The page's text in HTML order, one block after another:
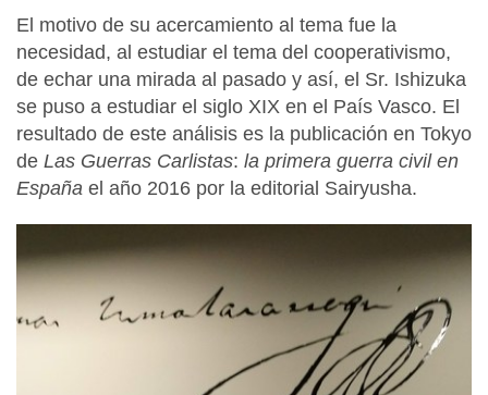
El motivo de su acercamiento al tema fue la
necesidad, al estudiar el tema del cooperativismo,
de echar una mirada al pasado y así, el Sr. Ishizuka
se puso a estudiar el siglo XIX en el País Vasco. El
resultado de este análisis es la publicación en Tokyo
de Las Guerras Carlistas: la primera guerra civil en
España el año 2016 por la editorial Sairyusha.